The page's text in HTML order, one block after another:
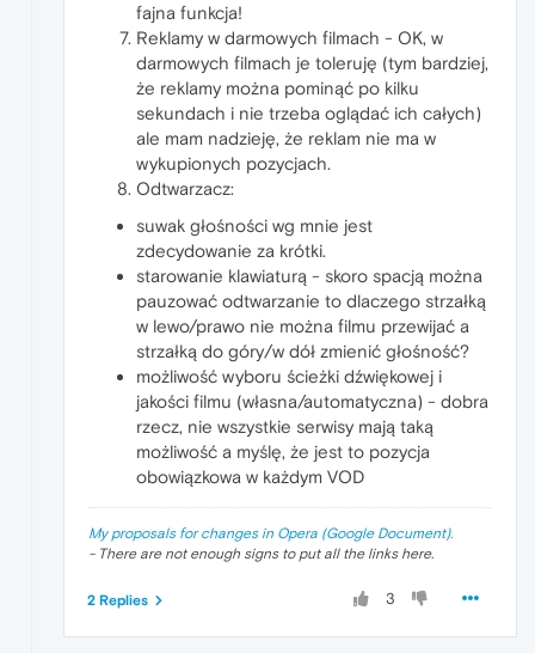
fajna funkcja!
Reklamy w darmowych filmach - OK, w
darmowych filmach je toleruję (tym bardziej,
że reklamy można pominąć po kilku
sekundach i nie trzeba oglądać ich całych)
ale mam nadzieję, że reklam nie ma w
wykupionych pozycjach.
Odtwarzacz:
suwak głośności wg mnie jest
zdecydowanie za krótki.
starowanie klawiaturą - skoro spacją można
pauzować odtwarzanie to dlaczego strzałką
w lewo/prawo nie można filmu przewijać a
strzałką do góry/w dół zmienić głośność?
możliwość wyboru ścieżki dźwiękowej i
jakości filmu (własna/automatyczna) - dobra
rzecz, nie wszystkie serwisy mają taką
możliwość a myślę, że jest to pozycja
obowiązkowa w każdym VOD
My proposals for changes in Opera (Google Document).
- There are not enough signs to put all the links here.
3
2 Replies